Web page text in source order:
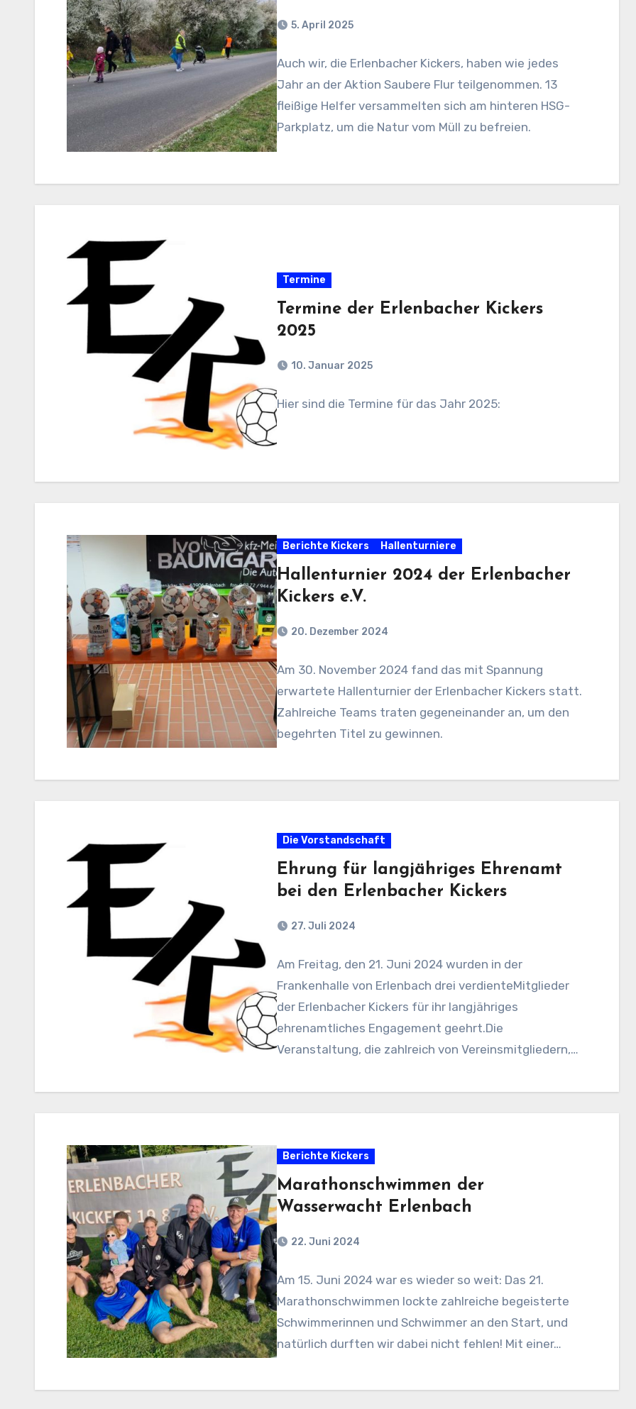
5. April 2025
Auch wir, die Erlenbacher Kickers, haben wie jedes
Jahr an der Aktion Saubere Flur teilgenommen. 13
fleißige Helfer versammelten sich am hinteren HSG-
Parkplatz, um die Natur vom Müll zu befreien.
Termine
Termine der Erlenbacher Kickers
2025
10. Januar 2025
Hier sind die Termine für das Jahr 2025:
Berichte Kickers Hallenturniere
Hallenturnier 2024 der Erlenbacher
Kickers e.V.
20. Dezember 2024
Am 30. November 2024 fand das mit Spannung
erwartete Hallenturnier der Erlenbacher Kickers statt.
Zahlreiche Teams traten gegeneinander an, um den
begehrten Titel zu gewinnen.
Die Vorstandschaft
Ehrung für langjähriges Ehrenamt
bei den Erlenbacher Kickers
27. Juli 2024
Am Freitag, den 21. Juni 2024 wurden in der
Frankenhalle von Erlenbach drei verdienteMitglieder
der Erlenbacher Kickers für ihr langjähriges
ehrenamtliches Engagement geehrt.Die
Veranstaltung, die zahlreich von Vereinsmitgliedern,
Berichte Kickers
Marathonschwimmen der
Wasserwacht Erlenbach
22. Juni 2024
Am 15. Juni 2024 war es wieder so weit: Das 21.
Marathonschwimmen lockte zahlreiche begeisterte
Schwimmerinnen und Schwimmer an den Start, und
natürlich durften wir dabei nicht fehlen! Mit einer…